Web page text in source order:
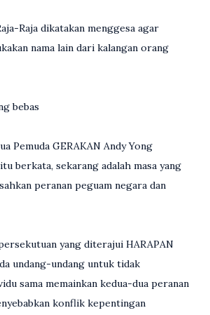
Raja dikatakan menggesa agar
nama lain dari kalangan orang
bebas
Pemuda GERAKAN Andy Yong
berkata, sekarang adalah masa yang
peranan peguam negara dan
yang diterajui HARAPAN
undang-undang untuk tidak
sama memainkan kedua-dua peranan
konflik kepentingan